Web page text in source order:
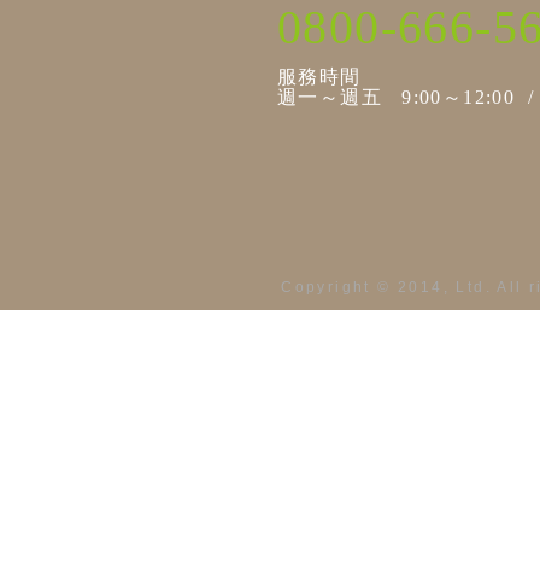
0800-666-
服務時間
週一～週五 9:00～12:00 /
Copyright © 2014, Ltd.